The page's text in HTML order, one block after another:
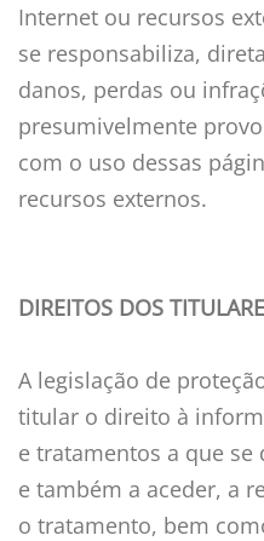
Internet ou recursos
se responsabiliza,
danos, perdas ou
presumivelmente
com o uso dessas
recursos externos.
DIREITOS DOS
A legislação de
titular o direito à
e tratamentos a que se
e também a aceder, a
o tratamento, bem